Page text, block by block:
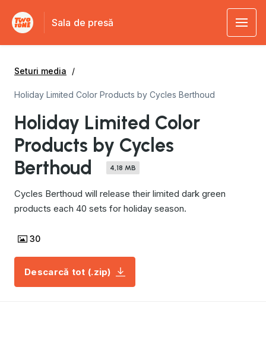
Sala de presă
Seturi media
Holiday Limited Color Products by Cycles Berthoud
Holiday Limited Color
Products by Cycles
Berthoud
4,18 MB
Cycles Berthoud will release their limited dark green
products each 40 sets for holiday season.
30
Descarcă tot (.zip)